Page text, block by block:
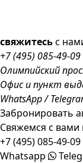
свяжитесьс
+7 (495) 085-49-09
Олимпийский
Офис и пункт
WhatsApp/
Забронировать
Свяжемся с вами
+7 (495) 085-49-09
Whatsapp